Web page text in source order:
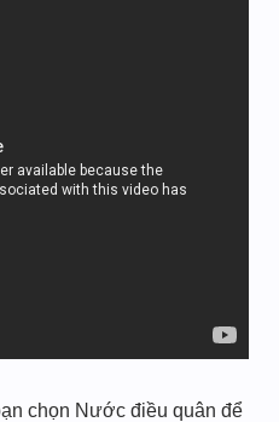
chọn Nước điều quân để